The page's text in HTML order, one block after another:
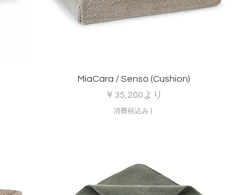
クイックビュー
MiaCara / Senso (Cushion)
￥35,200より
セール価格
消費税込み